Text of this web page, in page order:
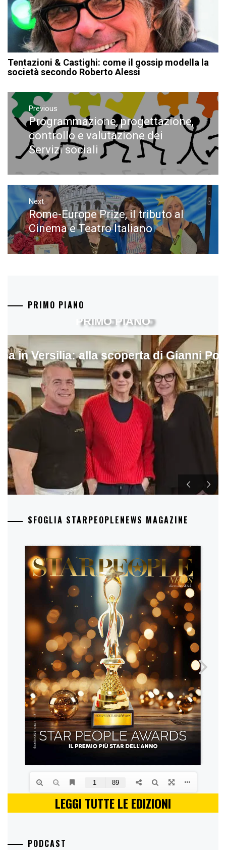
Tentazioni & Castighi: come il gossip modella la
società secondo Roberto Alessi
Navigazione
articoli
Previous
Previous
post:
Programmazione, progettazione,
controllo e valutazione dei
Servizi sociali
Next
Next
post:
Rome-Europe Prize, il tributo al
Cinema e Teatro Italiano
PRIMO PIANO
in Versilia: alla scoperta di Gianni
PRIMO PIANO
SFOGLIA STARPEOPLENEWS MAGAZINE
LEGGI TUTTE LE EDIZIONI
PODCAST